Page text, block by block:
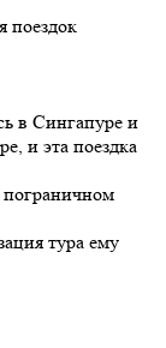
поездок
в Сингапуре и
и эта поездка
тура ему